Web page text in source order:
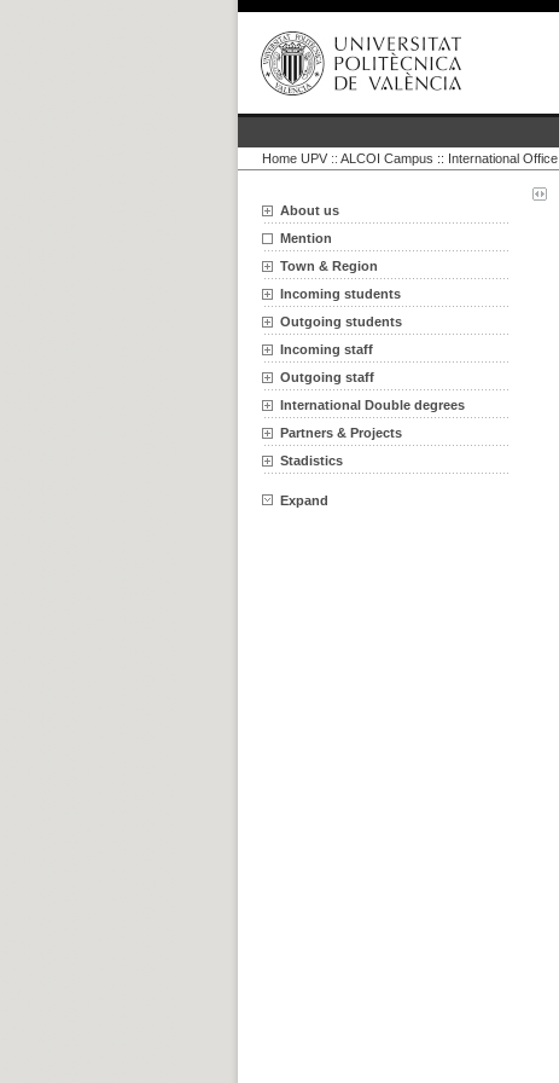
Home UPV :: ALCOI Campus :: International Office
About us
Mention
Town & Region
Incoming students
Outgoing students
Incoming staff
Outgoing staff
International Double degrees
Partners & Projects
Stadistics
Expand